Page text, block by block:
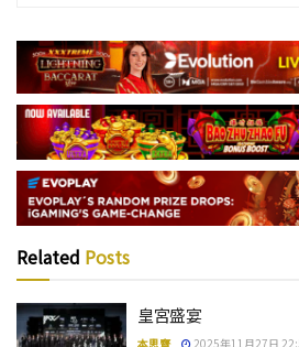
Related Posts
皇宮盛宴
本思齊 2025年11月27日